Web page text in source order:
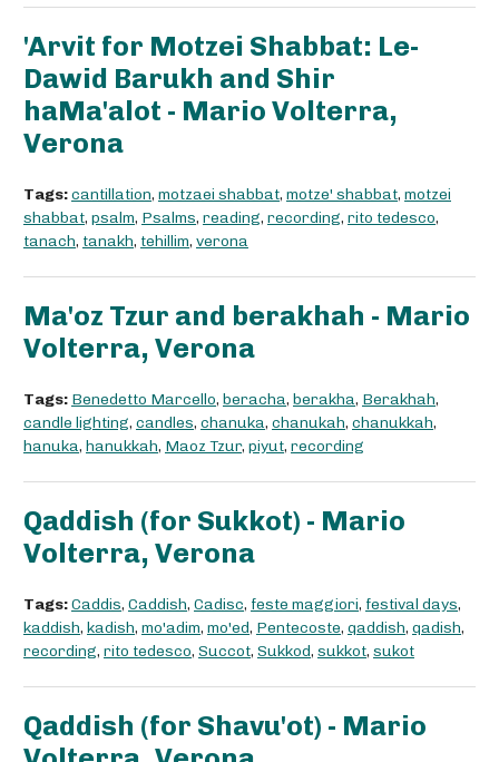
'Arvit for Motzei Shabbat: Le-
Dawid Barukh and Shir
haMa'alot - Mario Volterra,
Verona
Tags:cantillation, motzaei shabbat, motze' shabbat, motzei
shabbat, psalm, Psalms, reading, recording, rito tedesco,
tanach, tanakh, tehillim, verona
Ma'oz Tzur and berakhah - Mario
Volterra, Verona
Tags: Benedetto Marcello, beracha, berakha, Berakhah,
candle lighting, candles, chanuka, chanukah, chanukkah,
hanuka, hanukkah, Maoz Tzur, piyut, recording
Qaddish (for Sukkot) - Mario
Volterra, Verona
Tags:Caddis, Caddish, Cadisc, feste maggiori, festival days,
kaddish, kadish, mo'adim, mo'ed, Pentecoste, qaddish, qadish,
recording, rito tedesco, Succot, Sukkod, sukkot, sukot
Qaddish (for Shavu'ot) - Mario